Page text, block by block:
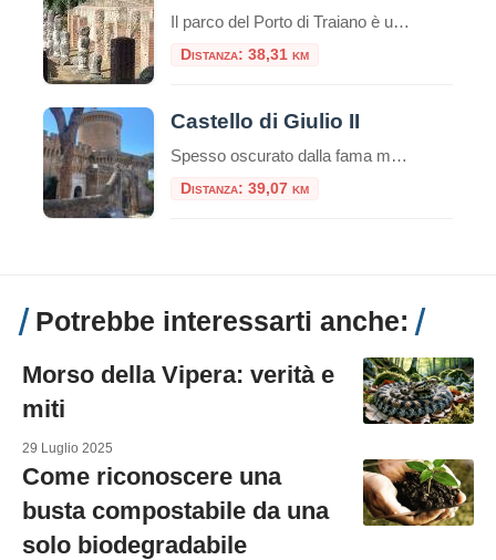
Il parco del Porto di Traiano è un paesaggio di grandissimo valore culturale e naturale, in cui i resti dell’antico impianto portuale si legano al patrimonio arboreo e agli specchi d’acqua, in una unità armonica resa suggestiva dalle tracce del tempo
Distanza: 38,31 km
Castello di Giulio II
Spesso oscurato dalla fama mondiale dei vicini scavi archeologici romani, il Castello di Giulio II è una gemma rinascimentale che merita assolutamente una visita. Situato nel cuore del pittoresco borgo medievale di Ostia Antica, questa fortezza racconta una storia di papi guerrieri, dazi doganali e un fiume che ha cambiato corso. Se cercate una gita […]
Distanza: 39,07 km
Potrebbe interessarti anche:
Morso della Vipera: verità e
miti
29 Luglio 2025
Come riconoscere una
busta compostabile da una
solo biodegradabile